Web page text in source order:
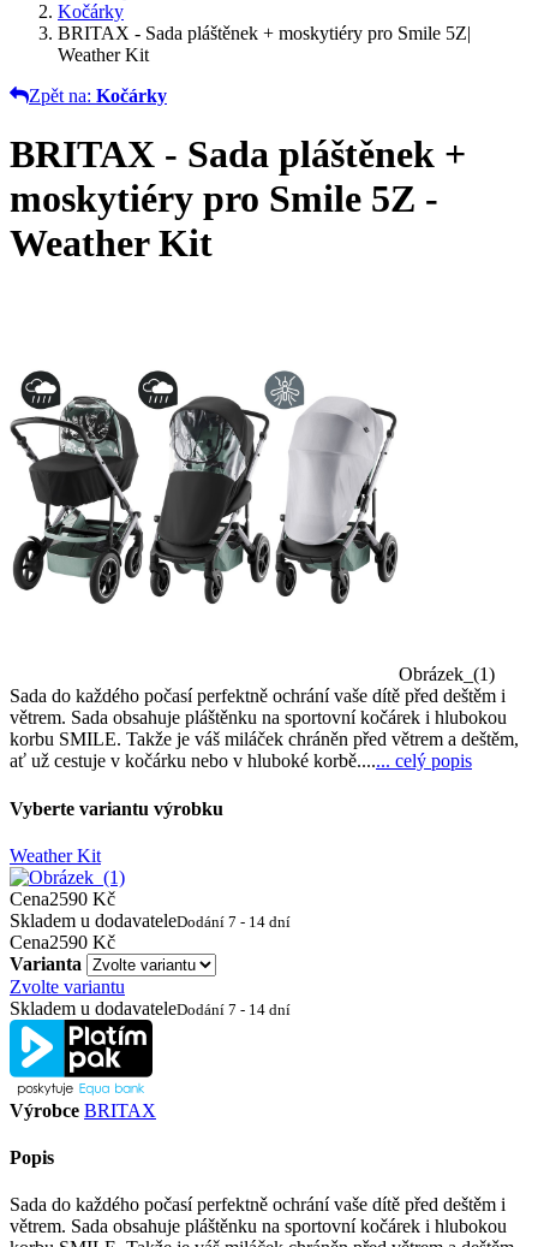
Kočárky
BRITAX - Sada pláštěnek + moskytiéry pro Smile 5Z|
Weather Kit
Zpět na: Kočárky
BRITAX - Sada pláštěnek +
moskytiéry pro Smile 5Z -
Weather Kit
Obrázek_(1)
Sada do každého počasí perfektně ochrání vaše dítě před deštěm i
větrem. Sada obsahuje pláštěnku na sportovní kočárek i hlubokou
korbu SMILE. Takže je váš miláček chráněn před větrem a deštěm,
ať už cestuje v kočárku nebo v hluboké korbě....... celý popis
Vyberte variantu výrobku
Weather Kit
Cena2590 Kč
Skladem u dodavateleDodání 7 - 14 dní
Cena2590 Kč
Varianta
Zvolte variantu
Skladem u dodavateleDodání 7 - 14 dní
Výrobce BRITAX
Popis
Sada do každého počasí perfektně ochrání vaše dítě před deštěm i
větrem. Sada obsahuje pláštěnku na sportovní kočárek i hlubokou